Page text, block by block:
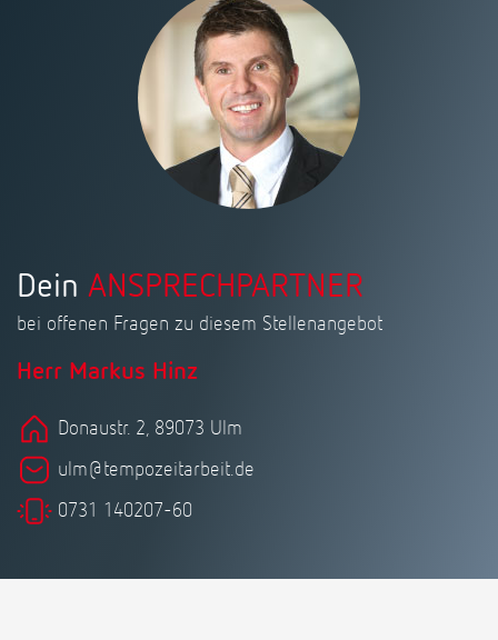
Dein ANSPRECHPARTNER
bei offenen Fragen zu diesem Stellenangebot
Herr Markus Hinz
Donaustr. 2, 89073 Ulm
ulm@tempozeitarbeit.de
0731 140207-60